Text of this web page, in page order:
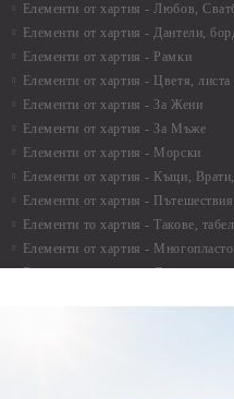
Елементи от хартия - Любов,
Елементи от хартия - Дантели,
Елементи от хартия - Рамки
Елементи от хартия - Цветя,
Елементи от хартия - За Жени
Елементи от хартия - За Мъже
Елементи от хартия - Морски
Елементи от хартия - Къщи,
Елементи от хартия -
Елементи то хартия - Такове,
Елементи от хартия -
Елементи от хартия - Други